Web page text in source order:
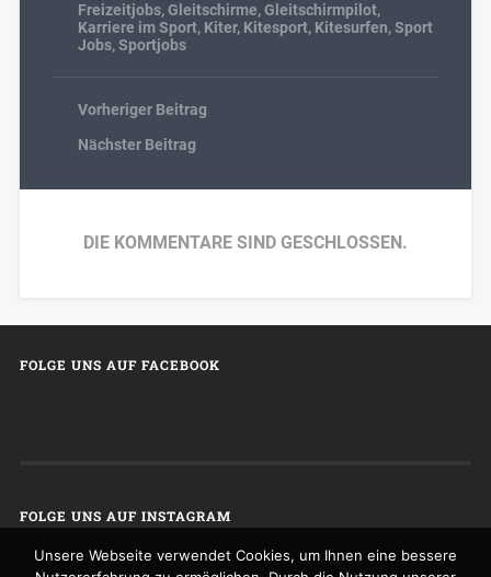
Freizeitjobs,Gleitschirme,Gleitschirmpilot,
Karriere im Sport, Kiter, Kitesport, Kitesurfen,Sport
Jobs,Sportjobs
Vorheriger Beitrag
Nächster Beitrag
DIE KOMMENTARE SIND GESCHLOSSEN.
FOLGE UNS AUF FACEBOOK
FOLGE UNS AUF INSTAGRAM
Unsere Webseite verwendet Cookies, um Ihnen eine bessere